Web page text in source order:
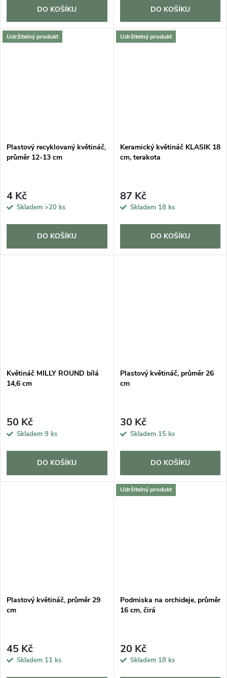
DO KOŠÍKU DO KOŠÍKU
Udržitelný produkt
Plastový recyklovaný květináč,
průměr 12-13 cm
4 Kč
Skladem >20 ks
DO KOŠÍKU
Udržitelný produkt
Keramický květináč KLASIK 18
cm, terakota
87 Kč
Skladem 18 ks
DO KOŠÍKU
Květináč MILLY ROUND bílá
14,6 cm
50 Kč
Skladem 9 ks
DO KOŠÍKU
Plastový květináč, průměr 26
cm
30 Kč
Skladem 15 ks
DO KOŠÍKU
Plastový květináč, průměr 29
cm
45 Kč
Skladem 11 ks
Udržitelný produkt
Podmiska na orchideje, průměr
16 cm, čirá
20 Kč
Skladem 18 ks